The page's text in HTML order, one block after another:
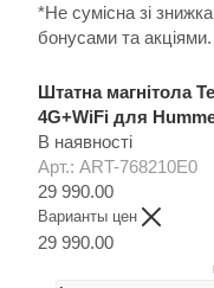
*Не сумісна зі
бонусами та акціями.
Штатна магнітола
4G+WiFi для
В наявності
Арт.: ART-768210E0
29 990.00
Варианты цен
29 990.00